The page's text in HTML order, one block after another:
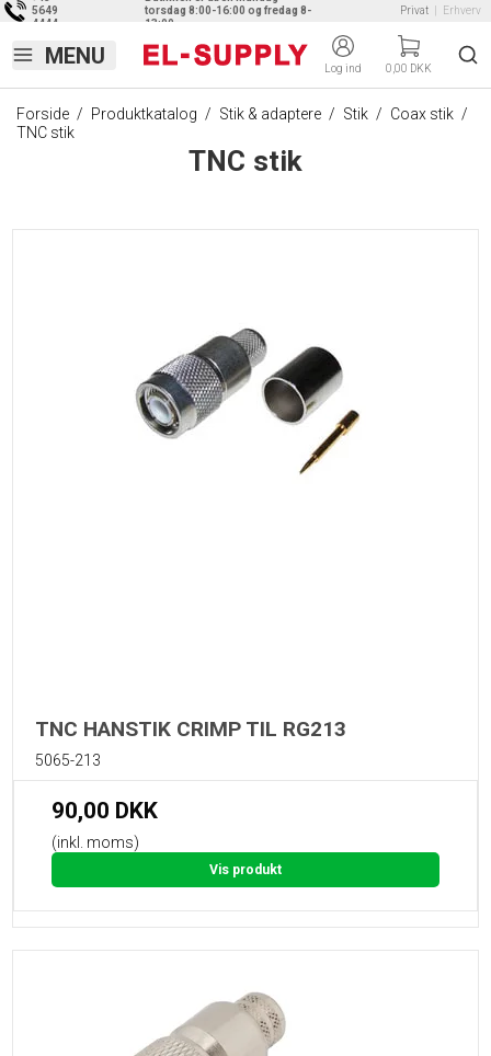
5649
4444
torsdag 8:00-16:00 og fredag 8-
13:00
Privat Erhverv
Log ind 0,00 DKK
Forside / Produktkatalog / Stik & adaptere / Stik / Coax stik /
TNC stik
TNC stik
TNC HANSTIK CRIMP TIL RG213
5065-213
90,00 DKK
(inkl. moms)
Vis produkt